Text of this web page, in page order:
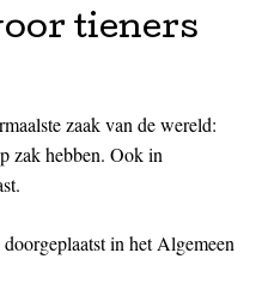
tieners
zaak van de wereld:
zak hebben. Ook in
in het Algemeen